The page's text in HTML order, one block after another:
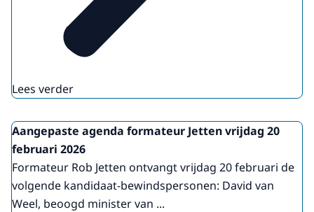
Lees verder
Aangepaste agenda formateur Jetten vrijdag 20
februari 2026
Formateur Rob Jetten ontvangt vrijdag 20 februari de
volgende kandidaat-bewindspersonen: David van
Weel, beoogd minister van ...